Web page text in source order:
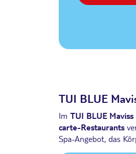
TUI BLUE
Im TUI BLUE Maviss
carte-Restaurants
Spa-Angebot, das